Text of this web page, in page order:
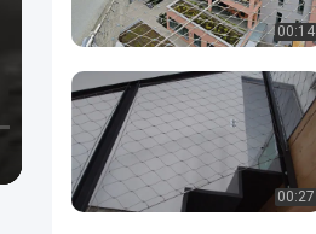
00:14
00:27